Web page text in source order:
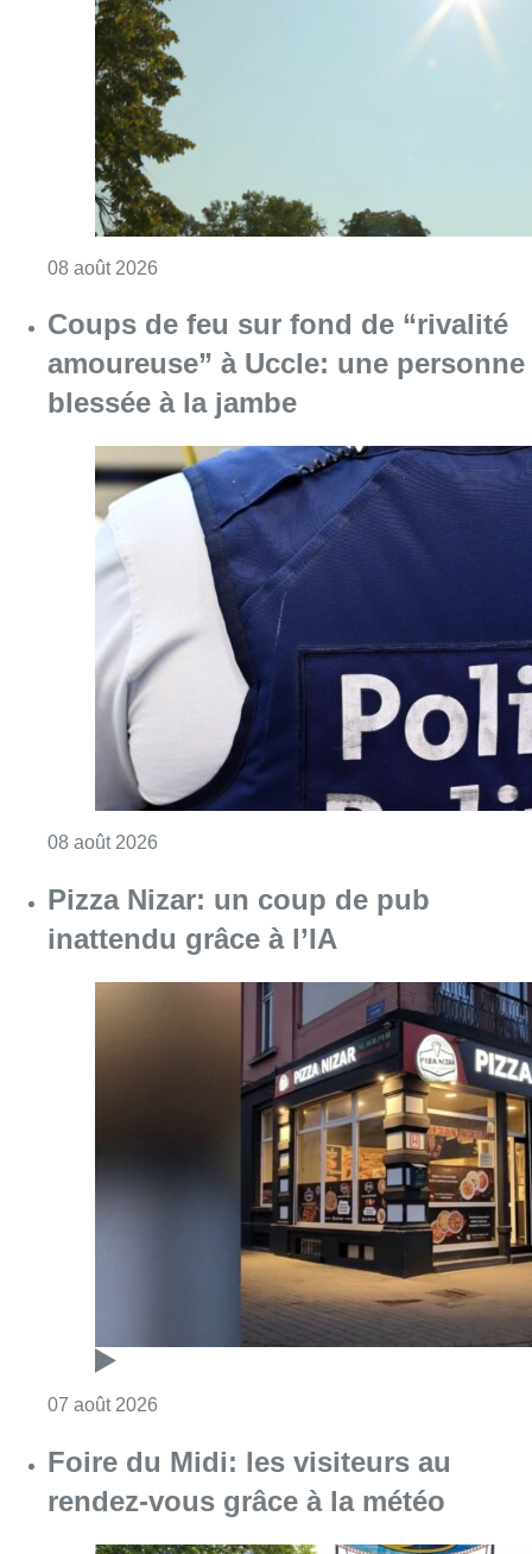
08 août 2026
Coups de feu sur fond de “rivalité
amoureuse” à Uccle: une personne
blessée à la jambe
08 août 2026
Pizza Nizar: un coup de pub
inattendu grâce à l’IA
07 août 2026
Foire du Midi: les visiteurs au
rendez-vous grâce à la météo